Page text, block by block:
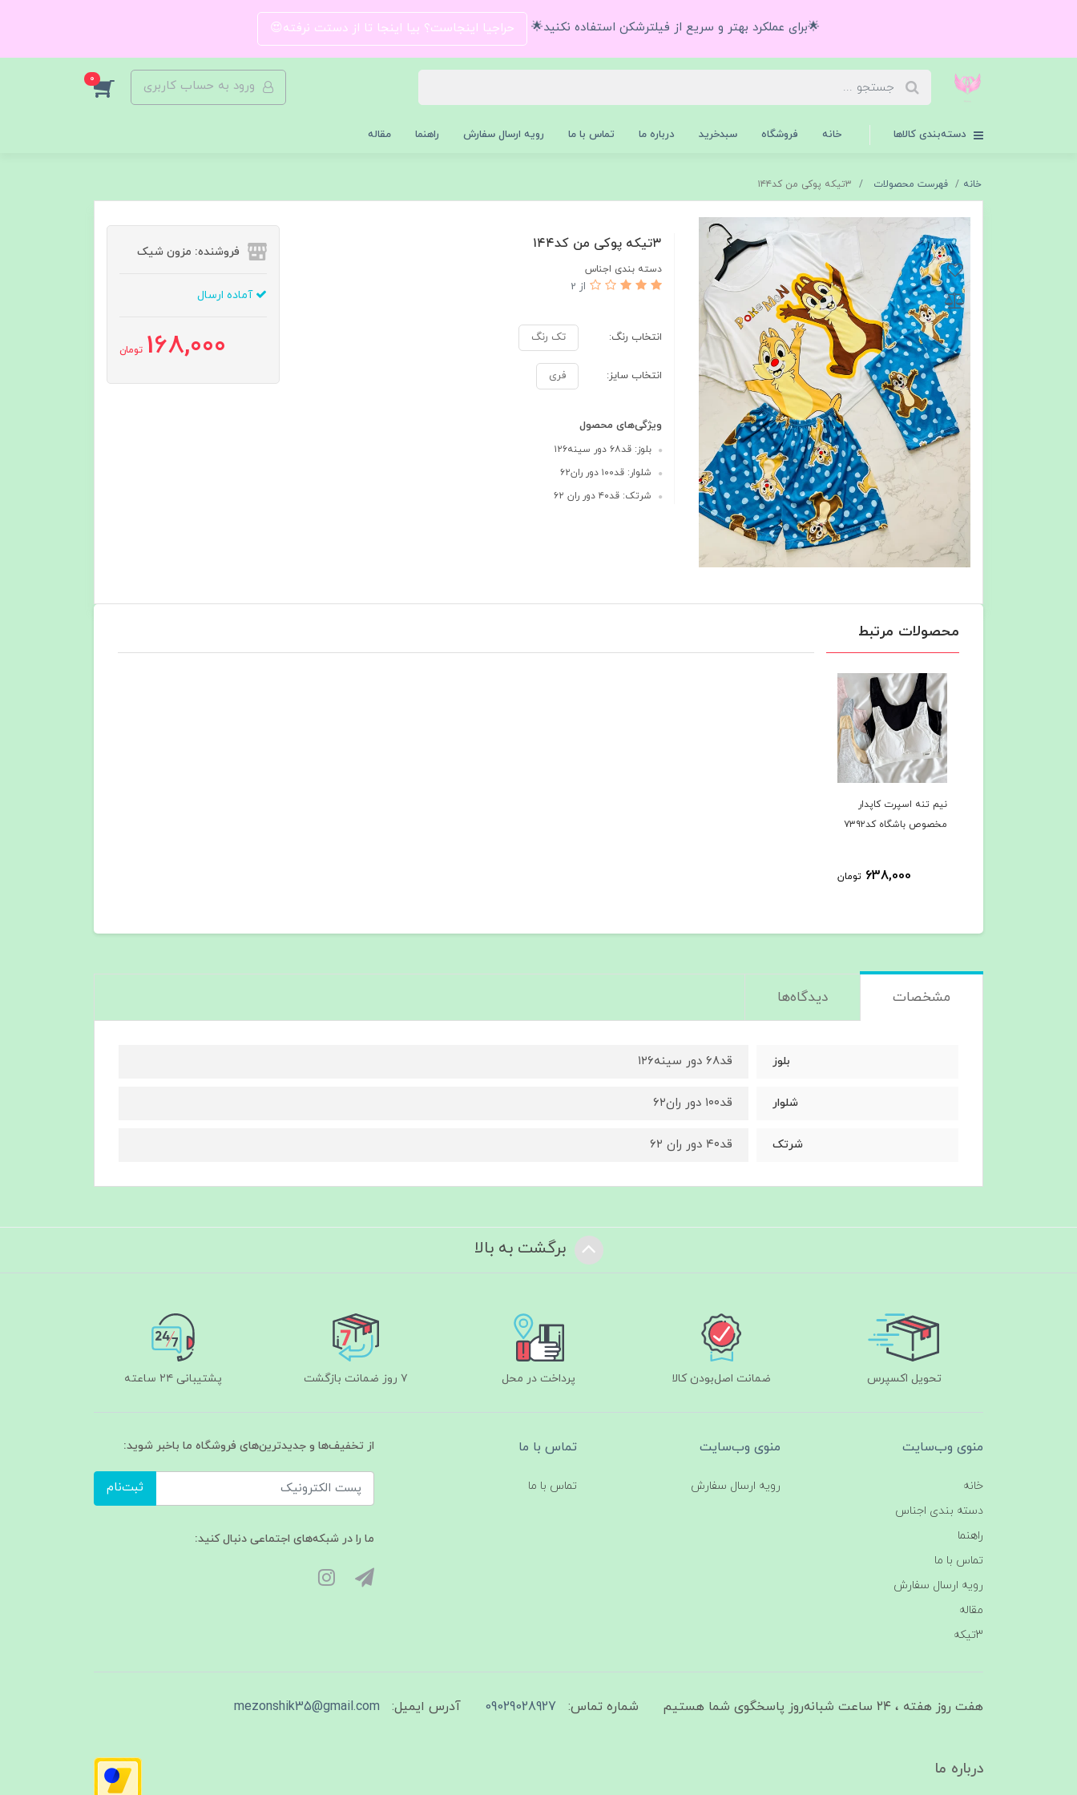
🌟برای عملکرد بهتر و سریع از فیلترشکن استفاده نکنید🌟 حراجیا اینجاست؟ بیا اینجا تا از دستت نرفته😍
ورود به حساب کاربری 0
دسته‌بندی کالاها خانه فروشگاه سبدخرید درباره ما تماس با ما رویه ارسال سفارش راهنما مقاله
خانه فهرست محصولات ۳تیکه پوکی من کد۱۴۴
۳تیکه پوکی من کد۱۴۴
دسته بندی اجناس
از 2
انتخاب رنگ: تک رنگ
انتخاب سایز: فری
ویژگی‌های محصول
بلوز: قد۶۸ دور سینه۱۲۶
شلوار: قد۱۰۰ دور ران۶۲
شرتک: قد۴۰ دور ران ۶۲
فروشنده: مزون شیک
آماده ارسال
168,000 تومان
محصولات مرتبط
نیم تنه اسپرت کاپدار
مخصوص باشگاه کد۷۳۹۲
638,000 تومان
مشخصات دیدگاه‌ها
بلوز قد۶۸ دور سینه۱۲۶
شلوار قد۱۰۰ دور ران۶۲
شرتک قد۴۰ دور ران ۶۲
برگشت به بالا
تحویل اکسپرس ضمانت اصل‌بودن کالا پرداخت در محل ۷ روز ضمانت بازگشت پشتیبانی ۲۴ ساعته
منوی وب‌سایت
خانه
دسته بندی اجناس
راهنما
تماس با ما
رویه ارسال سفارش
مقاله
3تیکه
منوی وب‌سایت
رویه ارسال سفارش
تماس با ما
تماس با ما
از تخفیف‌ها و جدیدترین‌های فروشگاه ما باخبر شوید:
ثبت‌نام
ما را در شبکه‌های اجتماعی دنبال کنید:
هفت روز هفته ، ۲۴ ساعت شبانه‌روز پاسخگوی شما هستیم شماره تماس: 09029028927 آدرس ایمیل: mezonshik35@gmail.com
درباره ما